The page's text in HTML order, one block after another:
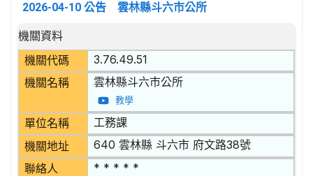
2026-04-10 公告 雲林縣斗六市公所
招標公告詳細內容
機關資料
機關代碼
3.76.49.51
機關名稱 雲林縣斗六市公所
教學
單位名稱 工務課
機關地址 640 雲林縣 斗六市 府文路38號
聯絡人 * * * * *